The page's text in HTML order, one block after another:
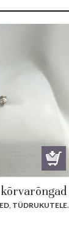
TÜDRUKUTELE.